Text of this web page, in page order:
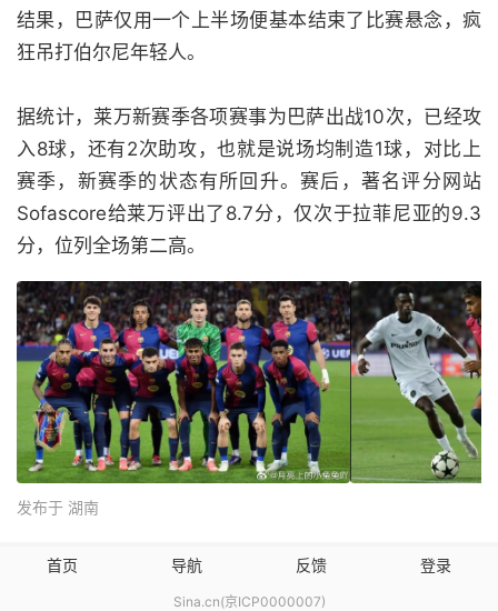
结果，巴萨仅用一个上半场便基本结束了比赛悬念，疯
狂吊打伯尔尼年轻人。
据统计，莱万新赛季各项赛事为巴萨出战10次，已经攻
入8球，还有2次助攻，也就是说场均制造1球，对比上
赛季，新赛季的状态有所回升。赛后，著名评分网站
Sofascore给莱万评出了8.7分，仅次于拉菲尼亚的9.3
分，位列全场第二高。
发布于 湖南
首页 导航 反馈 登录
Sina.cn(京ICP0000007)